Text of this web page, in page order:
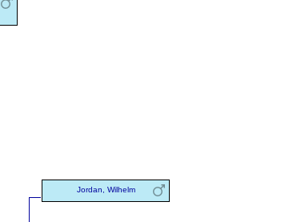
Jordan, Wilhelm